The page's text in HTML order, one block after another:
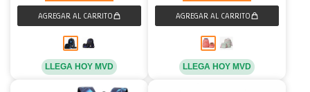
LLEGA HOY MVD LLEGA HOY MVD